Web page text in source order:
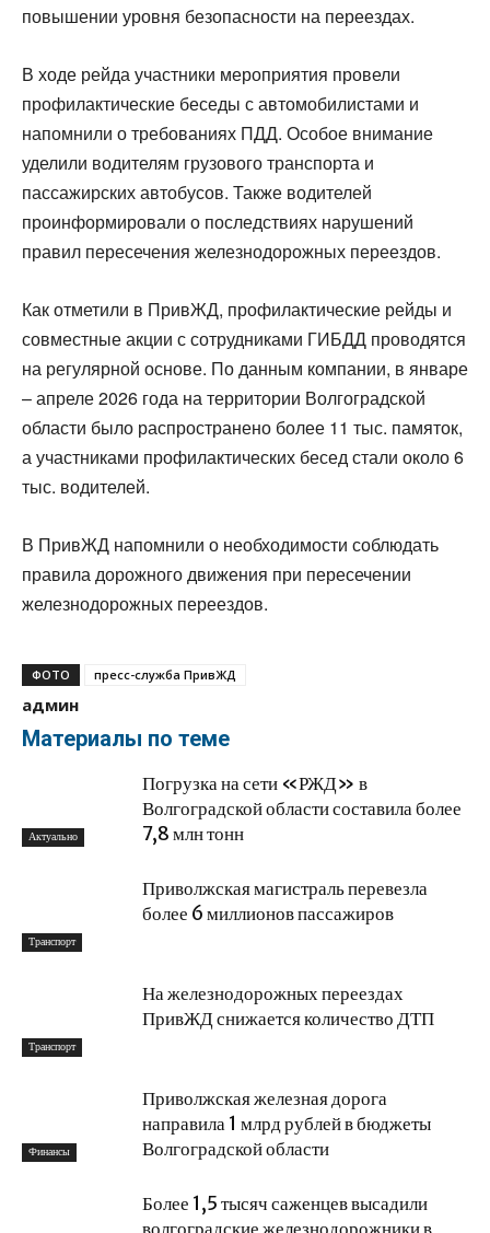
повышении уровня безопасности на переездах.
В ходе рейда участники мероприятия провели
профилактические беседы с автомобилистами и
напомнили о требованиях ПДД. Особое внимание
уделили водителям грузового транспорта и
пассажирских автобусов. Также водителей
проинформировали о последствиях нарушений
правил пересечения железнодорожных переездов.
Как отметили в ПривЖД, профилактические рейды и
совместные акции с сотрудниками ГИБДД проводятся
на регулярной основе. По данным компании, в январе
– апреле 2026 года на территории Волгоградской
области было распространено более 11 тыс. памяток,
а участниками профилактических бесед стали около 6
тыс. водителей.
В ПривЖД напомнили о необходимости соблюдать
правила дорожного движения при пересечении
железнодорожных переездов.
ФОТО пресс-служба ПривЖД
админ
Материалы по теме
Актуально
Погрузка на сети «РЖД» в
Волгоградской области составила более
7,8 млн тонн
Транспорт
Приволжская магистраль перевезла
более 6 миллионов пассажиров
Транспорт
На железнодорожных переездах
ПривЖД снижается количество ДТП
Финансы
Приволжская железная дорога
направила 1 млрд рублей в бюджеты
Волгоградской области
Более 1,5 тысяч саженцев высадили